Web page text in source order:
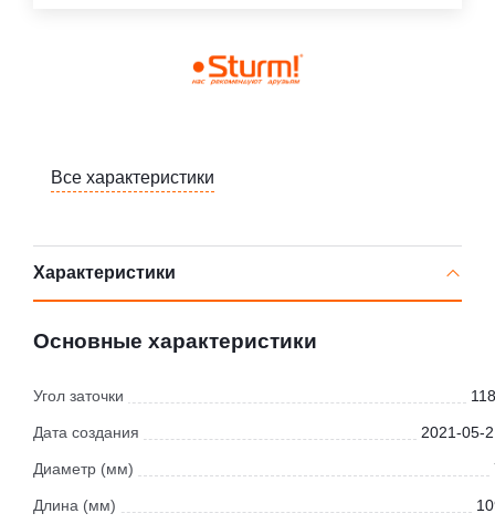
Все характеристики
Характеристики
Основные характеристики
Угол заточки
Дата создания 2021-05-
Диаметр (мм)
Длина (мм)